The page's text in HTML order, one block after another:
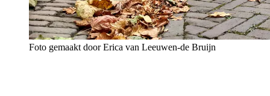
Foto gemaakt door Erica van Leeuwen-de Bruijn